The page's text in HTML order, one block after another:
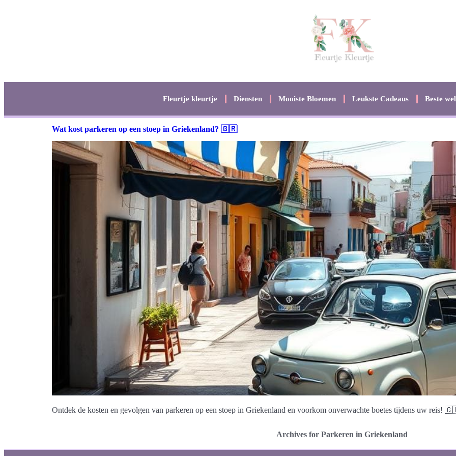
Fleurtje kleurtje Diensten Mooiste Bloemen Leukste Cadeaus Beste
Wat kost parkeren op een stoep in Griekenland? 🇬🇷
Ontdek de kosten en gevolgen van parkeren op een stoep in Griekenland en voorkom onverwachte boetes tijdens uw reis!
Archives for Parkeren in Griekenland